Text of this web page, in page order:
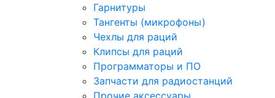
Гарнитуры
Тангенты (микрофоны)
Чехлы для раций
Клипсы для раций
Программаторы и ПО
Запчасти для радиостанций
Прочие аксессуары